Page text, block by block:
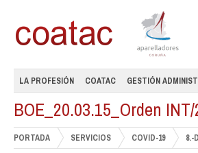
LA PROFESIÓN COATAC GESTIÓN
BOE_20.03.15_Orden
PORTADA SERVICIOS COVID-19 8.-